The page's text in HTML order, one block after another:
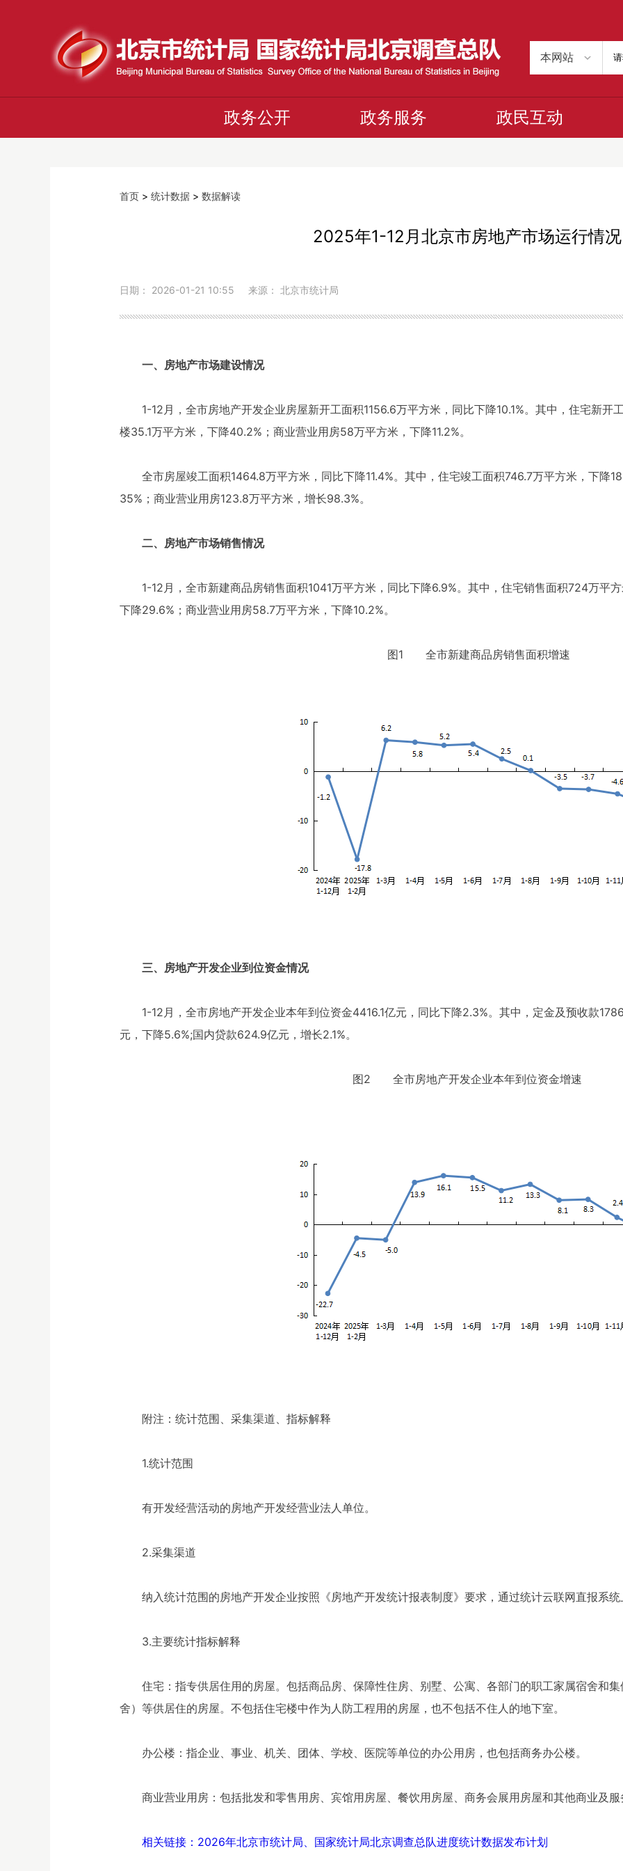
政务公开 政务服务 政民互动
首页 > 统计数据 > 数据解读
2025年1-12月北京市房地产市场运行情况
日期： 2026-01-21 10:55 来源： 北京市统计局
一、房地产市场建设情况
1-12月，全市房地产开发企业房屋新开工面积1156.6万平方米，同比下降10.1%。其中，住宅新开
楼35.1万平方米，下降40.2%；商业营业用房58万平方米，下降11.2%。
全市房屋竣工面积1464.8万平方米，同比下降11.4%。其中，住宅竣工面积746.7万平方米，下降
35%；商业营业用房123.8万平方米，增长98.3%。
二、房地产市场销售情况
1-12月，全市新建商品房销售面积1041万平方米，同比下降6.9%。其中，住宅销售面积724万平
下降29.6%；商业营业用房58.7万平方米，下降10.2%。
图1 全市新建商品房销售面积增速
三、房地产开发企业到位资金情况
1-12月，全市房地产开发企业本年到位资金4416.1亿元，同比下降2.3%。其中，定金及预收款
元，下降5.6%;国内贷款624.9亿元，增长2.1%。
图2 全市房地产开发企业本年到位资金增速
附注：统计范围、采集渠道、指标解释
1.统计范围
有开发经营活动的房地产开发经营业法人单位。
2.采集渠道
纳入统计范围的房地产开发企业按照《房地产开发统计报表制度》要求，通过统计云联网直报系
3.主要统计指标解释
住宅：指专供居住用的房屋。包括商品房、保障性住房、别墅、公寓、各部门的职工家属宿舍和
舍）等供居住的房屋。不包括住宅楼中作为人防工程用的房屋，也不包括不住人的地下室。
办公楼：指企业、事业、机关、团体、学校、医院等单位的办公用房，也包括商务办公楼。
商业营业用房：包括批发和零售用房、宾馆用房屋、餐饮用房屋、商务会展用房屋和其他商业及
相关链接：2026年北京市统计局、国家统计局北京调查总队进度统计数据发布计划